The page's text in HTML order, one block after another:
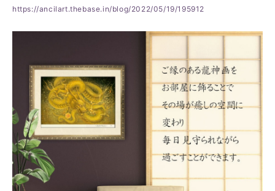
https://ancilart.thebase.in/blog/2022/05/19/195912